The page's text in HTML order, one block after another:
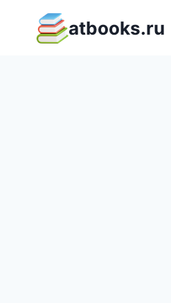
содержимому
atbooks.ru